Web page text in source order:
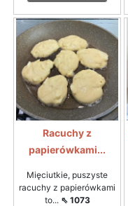
Racuchy z
papierówkami...
Mięciutkie, puszyste
racuchy z papierówkami
to... ⇖ 1073